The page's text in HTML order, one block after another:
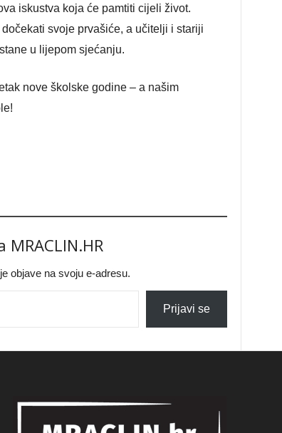
iskustva koja će pamtiti cijeli život.
svoje prvašiće, a učitelji i stariji
u lijepom sjećanju.
nove školske godine – a našim
objave na svoju e-adresu.
Prijavi se